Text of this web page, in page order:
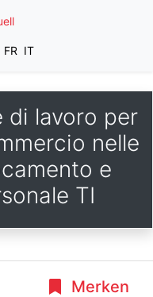
FR IT
di lavoro per
nelle
e
TI
Merken